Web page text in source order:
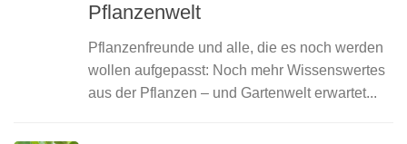
Pflanzenwelt
Pflanzenfreunde und alle, die es noch werden
wollen aufgepasst: Noch mehr Wissenswertes
aus der Pflanzen – und Gartenwelt erwartet...